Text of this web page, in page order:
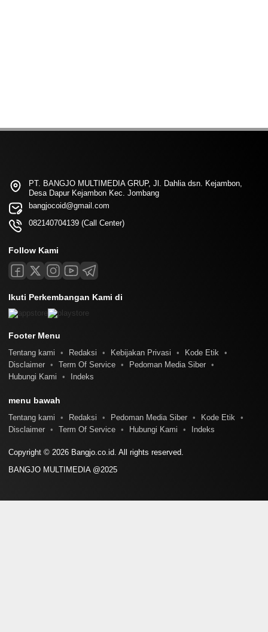
PT. BANGJO MULTIMEDIA GRUP, Jl. Dahlia dsn. Kejambon,
Desa Dapur Kejambon Kec. Jombang
bangjocoid@gmail.com
082140704139 (Call Center)
Follow Kami
Ikuti Perkembangan Kami di
Footer Menu
Tentang kami Redaksi Kebijakan Privasi
Kode Etik
Disclaimer
Term Of Service
Pedoman Media Siber
Hubungi Kami
Indeks
menu bawah
Tentang kami Redaksi Pedoman Media Siber
Kode Etik
Disclaimer
Term Of Service Hubungi Kami Indeks
Copyright © 2026 Bangjo.co.id. All rights reserved.
BANGJO MULTIMEDIA @2025